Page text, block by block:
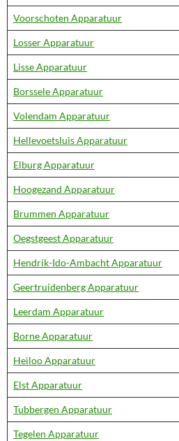
Voorschoten Apparatuur
Losser Apparatuur
Lisse Apparatuur
Borssele Apparatuur
Volendam Apparatuur
Hellevoetsluis Apparatuur
Elburg Apparatuur
Hoogezand Apparatuur
Brummen Apparatuur
Oegstgeest Apparatuur
Hendrik-Ido-Ambacht Apparatuur
Geertruidenberg Apparatuur
Leerdam Apparatuur
Borne Apparatuur
Heiloo Apparatuur
Elst Apparatuur
Tubbergen Apparatuur
Tegelen Apparatuur